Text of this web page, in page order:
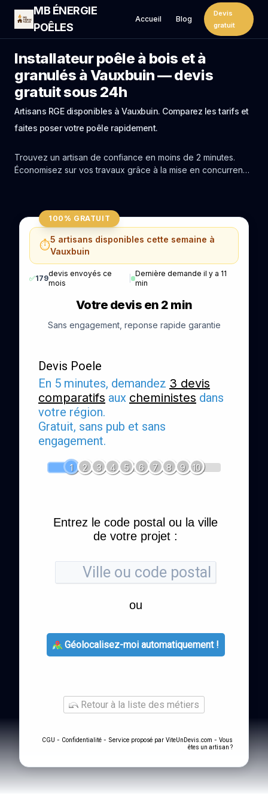
MB ÉNERGIE
POÊLES
Accueil Blog
Devis
gratuit
Installateur poêle à bois et à
granulés à Vauxbuin — devis
gratuit sous 24h
Artisans RGE disponibles à Vauxbuin. Comparez les tarifs et
faites poser votre poêle rapidement.
Trouvez un artisan de confiance en moins de 2 minutes.
Économisez sur vos travaux grâce à la mise en concurrence
100% GRATUIT
⏱️5 artisans disponibles cette semaine à
Vauxbuin
✅179
devis envoyés ce
mois
Dernière demande il y a 11
min
Votre devis en 2 min
Sans engagement, reponse rapide garantie
Devis Poele
En 5 minutes, demandez 3 devis
comparatifs aux cheministes dans
votre région.
Gratuit, sans pub et sans
engagement.
1 2 3 4 5 6 7 8 9 10
Entrez le code postal ou la ville
de votre projet :
ou
Géolocalisez-moi automatiquement !
Retour à la liste des métiers
CGU - Confidentialité - Service proposé par ViteUnDevis.com - Vous
êtes un artisan ?